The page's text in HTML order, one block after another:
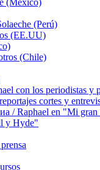
(México)
(Perú)
(EE.UU)
(Chile)
con los periodistas y
cortes y
/ Raphael en "Mi gran
y Hyde"